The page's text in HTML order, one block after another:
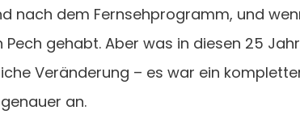
nach dem Fernsehprogramm, und
gehabt. Aber was in diesen 25
Veränderung – es war ein
an.